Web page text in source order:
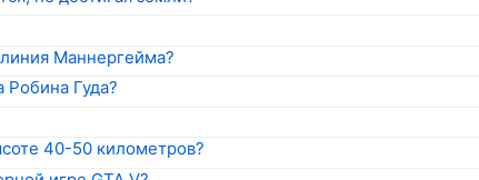
Маннергейма?
Робина Гуда?
40-50 километров?